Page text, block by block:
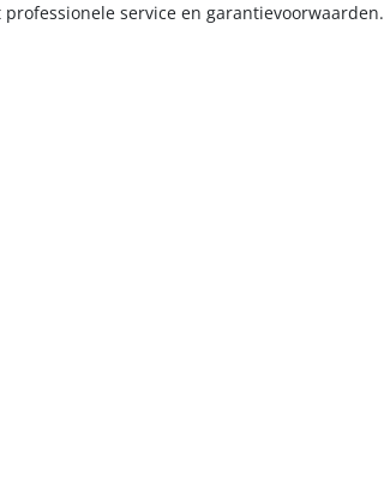
service en garantievoorwaarden.